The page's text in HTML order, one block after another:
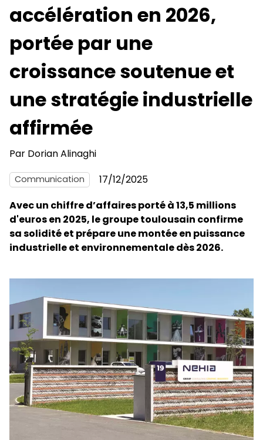
accélération en 2026,
portée par une
croissance soutenue et
une stratégie industrielle
affirmée
Par Dorian Alinaghi
Communication
17/12/2025
Avec un chiffre d’affaires porté à 13,5 millions
d'euros en 2025, le groupe toulousain confirme
sa solidité et prépare une montée en puissance
industrielle et environnementale dès 2026.